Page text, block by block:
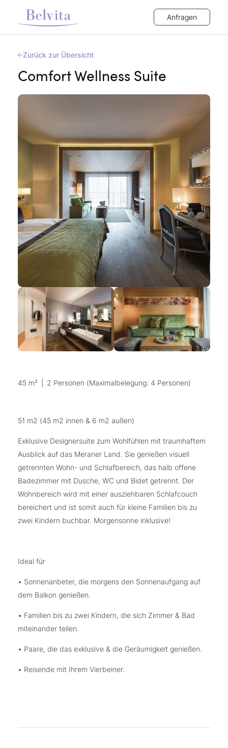
Anfragen
Zurück zur Übersicht
Comfort Wellness Suite
45 m² 2 Personen (Maximalbelegung: 4 Personen)
51 m2 (45 m2 innen & 6 m2 außen)
Exklusive Designersuite zum Wohlfühlen mit traumhaftem
Ausblick auf das Meraner Land. Sie genießen visuell
getrennten Wohn- und Schlafbereich, das halb offene
Badezimmer mit Dusche, WC und Bidet getrennt. Der
Wohnbereich wird mit einer ausziehbaren Schlafcouch
bereichert und ist somit auch für kleine Familien bis zu
zwei Kindern buchbar. Morgensonne inklusive!
Ideal für
• Sonnenanbeter, die morgens den Sonnenaufgang auf
dem Balkon genießen.
• Familien bis zu zwei Kindern, die sich Zimmer & Bad
miteinander teilen.
• Paare, die das exklusive & die Geräumigkeit genießen.
• Reisende mit Ihrem Vierbeiner.